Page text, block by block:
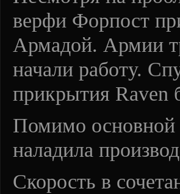
верфи Форпост
Армадой. Армии
начали работу.
прикрытия Raven
Помимо основной
наладила
Скорость в